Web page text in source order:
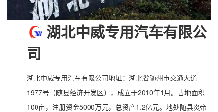
湖北中威专用汽车有限公
司
湖北中威专用汽车有限公司地址：湖北省随州市交通大道
1977号（随县经济开发区），成立于2010年1月。占地面积
100亩，注册资金5000万元，总资产1.2亿元。地处随县炎帝